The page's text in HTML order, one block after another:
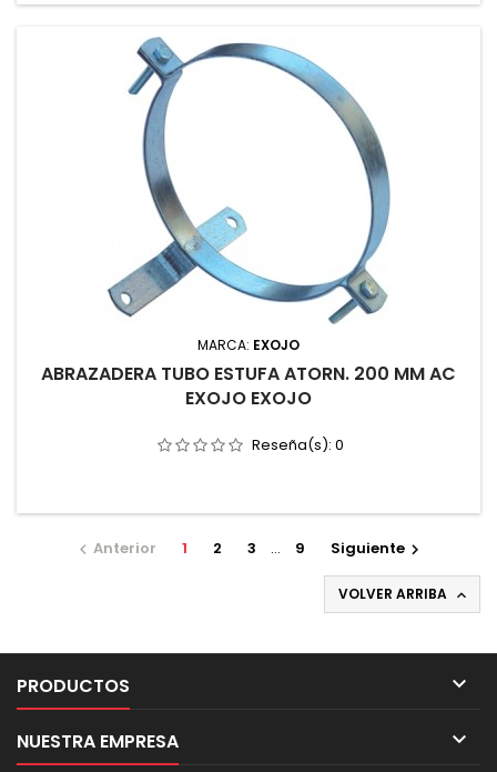
MARCA: EXOJO
ABRAZADERA TUBO ESTUFA ATORN. 200 MM AC
EXOJO EXOJO
Reseña(s): 0
 Anterior 1 2 3 … 9 Siguiente
VOLVER ARRIBA 
PRODUCTOS 
NUESTRA EMPRESA 